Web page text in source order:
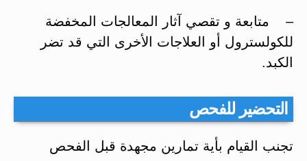
– متابعة و تقصي آثار المعالجات المخفضة
للكولسترول أو العلاجات الأخرى التي قد تضر
الكبد.
التحضير للفحص
تجنب القيام بأية تمارين مجهدة قبل الفحص